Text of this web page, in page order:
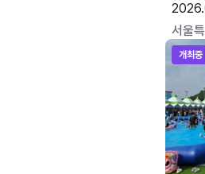
서울
개최중